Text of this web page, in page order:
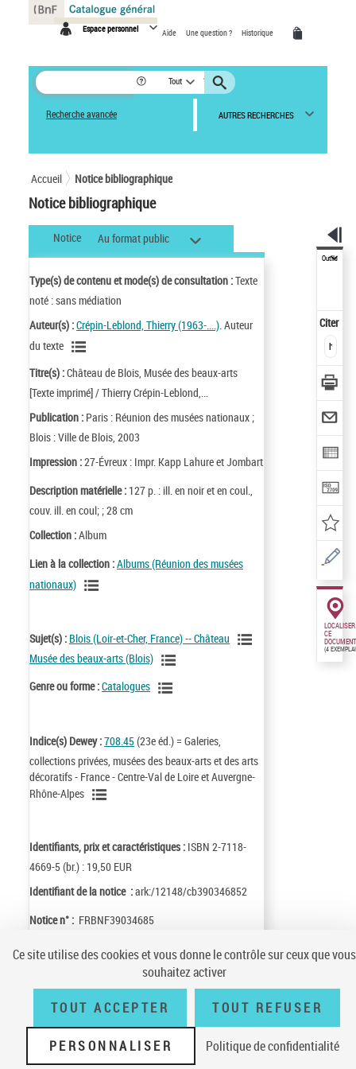
Espace personnel Aide Une question ? Historique
Tout
Recherche avancée AUTRES RECHERCHES
Accueil Notice bibliographique
Notice bibliographique
Notice Au format public
Type(s) de contenu et mode(s) de consultation :Texte
noté : sans médiation
Auteur(s) :Crépin-Leblond, Thierry (1963-....). Auteur
du texte
Titre(s) :Château de Blois, Musée des beaux-arts
[Texte imprimé] / Thierry Crépin-Leblond,...
Publication : Paris : Réunion des musées nationaux ;
Blois : Ville de Blois, 2003
Impression :27-Évreux : Impr. Kapp Lahure et Jombart
Description matérielle : 127 p. : ill. en noir et en coul.,
couv. ill. en coul; ; 28 cm
Collection :Album
Lien à la collection :Albums (Réunion des musées
nationaux)
Sujet(s) : Blois (Loir-et-Cher, France) -- Château
Musée des beaux-arts (Blois)
Genre ou forme :Catalogues
Indice(s) Dewey :708.45(23e éd.) = Galeries,
collections privées, musées des beaux-arts et des arts
décoratifs - France - Centre-Val de Loire et Auvergne-
Rhône-Alpes
Identifiants, prix et caractéristiques : ISBN 2-7118-
4669-5 (br.) : 19,50 EUR
Identifiant de la notice :ark:/12148/cb390346852
Notice n° : FRBNF39034685
Outils
Citer
LOCALISER
CE
DOCUMENT
(4
Conditions générales d'utilisation | Plan du site
Écrire à la
BnF | Accessibilité (non conforme) | V 23.1.0
Panneau de gestion des cookies
Ce site utilise des cookies et vous donne le contrôle sur ceux que vous
souhaitez activer
TOUT ACCEPTER TOUT REFUSER
PERSONNALISER Politique de confidentialité